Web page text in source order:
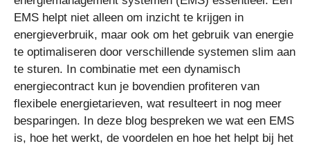
EMS helpt niet alleen om inzicht te krijgen in
energieverbruik, maar ook om het gebruik van energie
te optimaliseren door verschillende systemen slim aan
te sturen. In combinatie met een dynamisch
energiecontract kun je bovendien profiteren van
flexibele energietarieven, wat resulteert in nog meer
besparingen. In deze blog bespreken we wat een EMS
is, hoe het werkt, de voordelen en hoe het helpt bij het